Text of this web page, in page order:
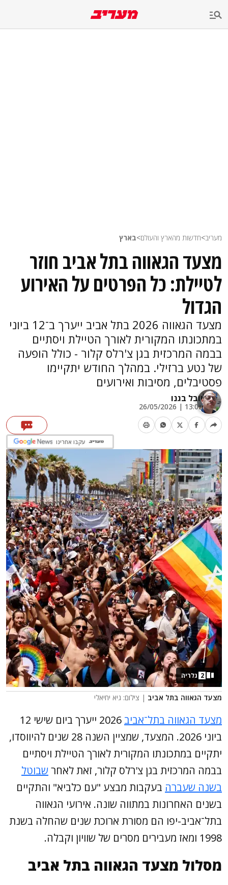
מעריב>חדשות מהארץ והעולם>בארץ
מצעד הגאווה בתל אביב חוזר
לטיילת: כל הפרטים על האירוע
הגדול
מצעד הגאווה 2026 בתל אביב ייערך ב־12 ביוני
במתכונתו המקורית לאורך הטיילת ויסתיים
בבמה המרכזית בגן צ'רלס קלור - כולל הופעה
של נטע ברזילי. במהלך החודש יתקיימו
פסטיבלים, מסיבות ואירועים
יובל בגנו
13:02 | 26/05/2026
עקבו אחרינו
מצעד הגאווה בתל אביב | צילום: גיא יחיאלי
2 גלריה
מצעד הגאווה בתל־אביב
2026 ייערך ביום שישי 12
ביוני 2026. המצעד, שמציין השנה 28 שנים להיווסדו,
יתקיים במתכונתו המקורית לאורך הטיילת ויסתיים
בבמה המרכזית בגן צ'רלס קלור, זאת לאחרשבוטל
בשנה שעברה בעקבות מבצע "עם כלביא" והתקיים
בשנים האחרונות במתווה שונה. אירועי הגאווה
בתל־אביב-יפו הם מסורת ארוכת שנים שהחלה בשנת
1998 ומאז מעבירים מסרים של שוויון וקבלה.
מסלול מצעד הגאווה בתל אביב